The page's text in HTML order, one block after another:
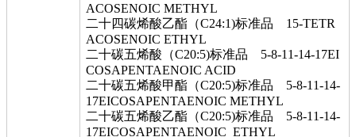
ACOSENOIC METHYL
二十四碳烯酸乙酯（C24:1)标准品 15-TETR
ACOSENOIC ETHYL
二十碳五烯酸（C20:5)标准品 5-8-11-14-17EI
COSAPENTAENOIC ACID
二十碳五烯酸甲酯（C20:5)标准品 5-8-11-14-
17EICOSAPENTAENOIC METHYL
二十碳五烯酸乙酯（C20:5)标准品 5-8-11-14-
17EICOSAPENTAENOIC ETHYL